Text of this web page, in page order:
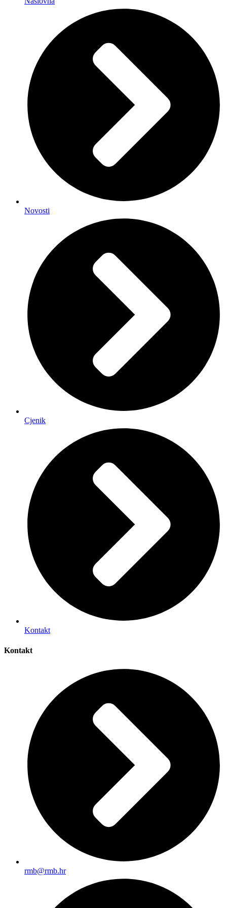
Novosti
Cjenik
Kontakt
Kontakt
rmb@rmb.hr